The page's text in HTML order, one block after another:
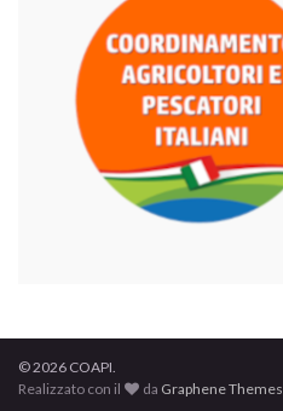
© 2026 COAPI.
Realizzato con il
da Graphene Themes